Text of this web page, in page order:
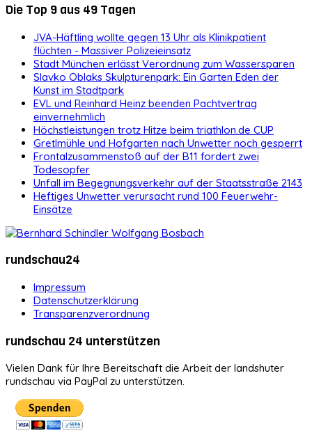
Die Top 9 aus 49 Tagen
JVA-Häftling wollte gegen 13 Uhr als Klinikpatient
flüchten - Massiver Polizeieinsatz
Stadt München erlässt Verordnung zum Wassersparen
Slavko Oblaks Skulpturenpark: Ein Garten Eden der
Kunst im Stadtpark
EVL und Reinhard Heinz beenden Pachtvertrag
einvernehmlich
Höchstleistungen trotz Hitze beim triathlon.de CUP
Gretlmühle und Hofgarten nach Unwetter noch gesperrt
Frontalzusammenstoß auf der B11 fordert zwei
Todesopfer
Unfall im Begegnungsverkehr auf der Staatsstraße 2143
Heftiges Unwetter verursacht rund 100 Feuerwehr-
Einsätze
rundschau24
Impressum
Datenschutzerklärung
Transparenzverordnung
rundschau 24 unterstützen
Vielen Dank für Ihre Bereitschaft die Arbeit der landshuter
rundschau via PayPal zu unterstützen.